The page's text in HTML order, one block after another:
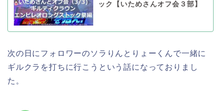
ック【いためさんオフ会３部】
次の日にフォロワーのソラりんとりょーくんで一緒に
ギルクラを打ちに行こうという話になっておりまし
た。